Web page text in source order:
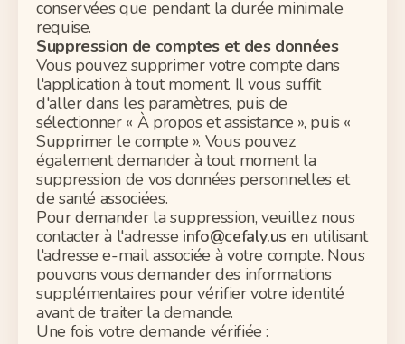
conservées que pendant la durée minimale
requise.
Suppression de comptes et des données
Vous pouvez supprimer votre compte dans
l'application à tout moment. Il vous suffit
d'aller dans les paramètres, puis de
sélectionner « À propos et assistance », puis «
Supprimer le compte ». Vous pouvez
également demander à tout moment la
suppression de vos données personnelles et
de santé associées.
Pour demander la suppression, veuillez nous
contacter à l'adresse info@cefaly.us en utilisant
l'adresse e-mail associée à votre compte. Nous
pouvons vous demander des informations
supplémentaires pour vérifier votre identité
avant de traiter la demande.
Une fois votre demande vérifiée :